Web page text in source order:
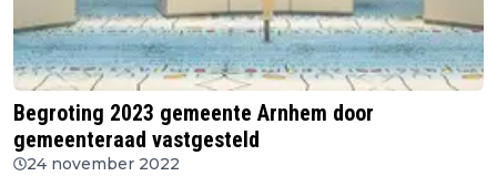
Begroting 2023 gemeente Arnhem door
gemeenteraad vastgesteld
24 november 2022